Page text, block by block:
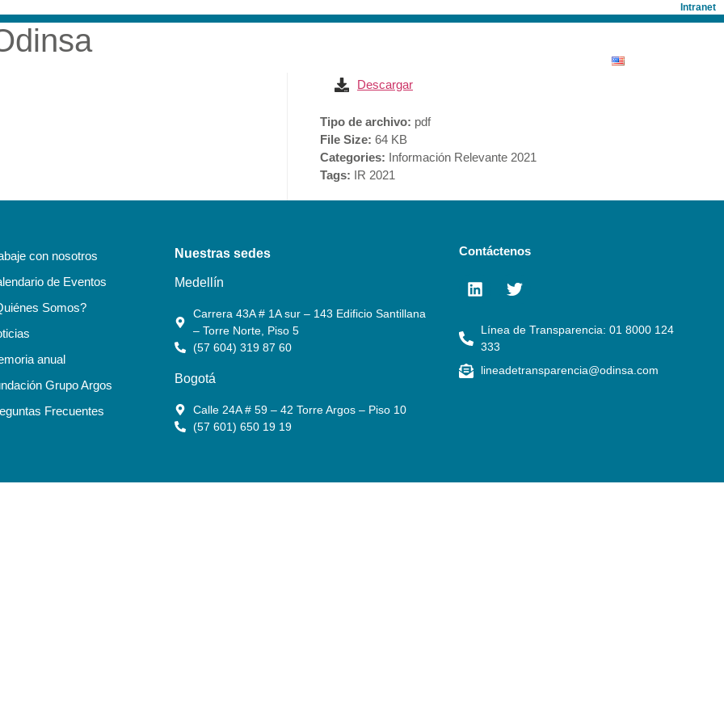
Intranet
Descargar
Tipo de archivo: pdf
File Size: 64 KB
Categories: Información Relevante 2021
Tags: IR 2021
con nosotros
de Eventos
Somos?
anual
Grupo Argos
Frecuentes
Nuestras sedes
Medellín
Carrera 43A # 1A sur – 143 Edificio Santillana
– Torre Norte, Piso 5
(57 604) 319 87 60
Bogotá
Calle 24A # 59 – 42 Torre Argos – Piso 10
(57 601) 650 19 19
Contáctenos
Línea de Transparencia: 01 8000 124
333
lineadetransparencia@odinsa.com